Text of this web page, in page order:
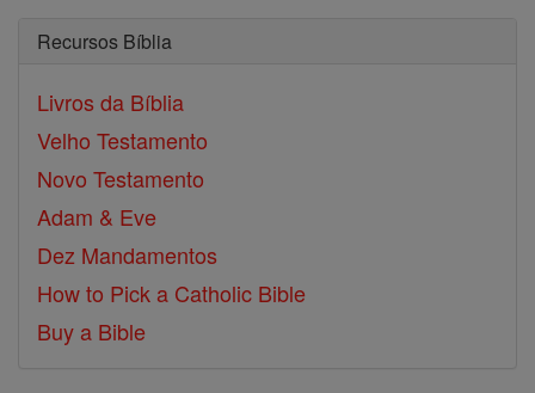
Recursos Bíblia
Livros da Bíblia
Velho Testamento
Novo Testamento
Adam & Eve
Dez Mandamentos
How to Pick a Catholic Bible
Buy a Bible